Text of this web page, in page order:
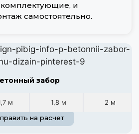
и
самостоятельно.
забор
м 1,8 м
2 м
на расчет